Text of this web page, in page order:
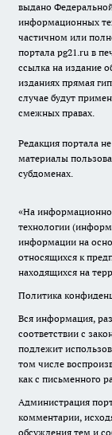
выдано
информационных
частичном или
портала pg21.ru в
ссылка на издание
изданиях прямая
случае будут
смежных правах.
Редакция портала
материалы
субдоменах.
«На
технологии
информации на
относящихся к
находящихся на
Политика
Вся информация,
соответствии с
подлежит
том числе
как с письменного
Администрация
комментарии,
обсуждения тем и